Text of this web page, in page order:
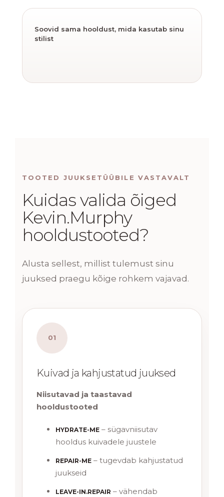
Soovid sama hooldust, mida kasutab sinu
stilist
TOOTED JUUKSETÜÜBILE VASTAVALT
Kuidas valida õiged
Kevin.Murphy
hooldustooted?
Alusta sellest, millist tulemust sinu
juuksed praegu kõige rohkem vajavad.
01
Kuivad ja kahjustatud juuksed
Niisutavad ja taastavad
hooldustooted
HYDRATE-ME – sügavniisutav
hooldus kuivadele juustele
REPAIR-ME – tugevdab kahjustatud
juukseid
LEAVE-IN.REPAIR – vähendab